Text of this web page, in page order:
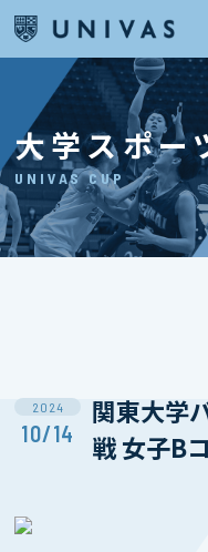
大学スポー
UNIVAS CUP
2024
10/14
関東⼤学
戦 女子B